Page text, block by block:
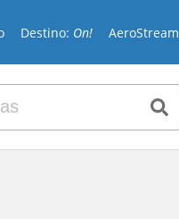
Destino: On! AeroStream